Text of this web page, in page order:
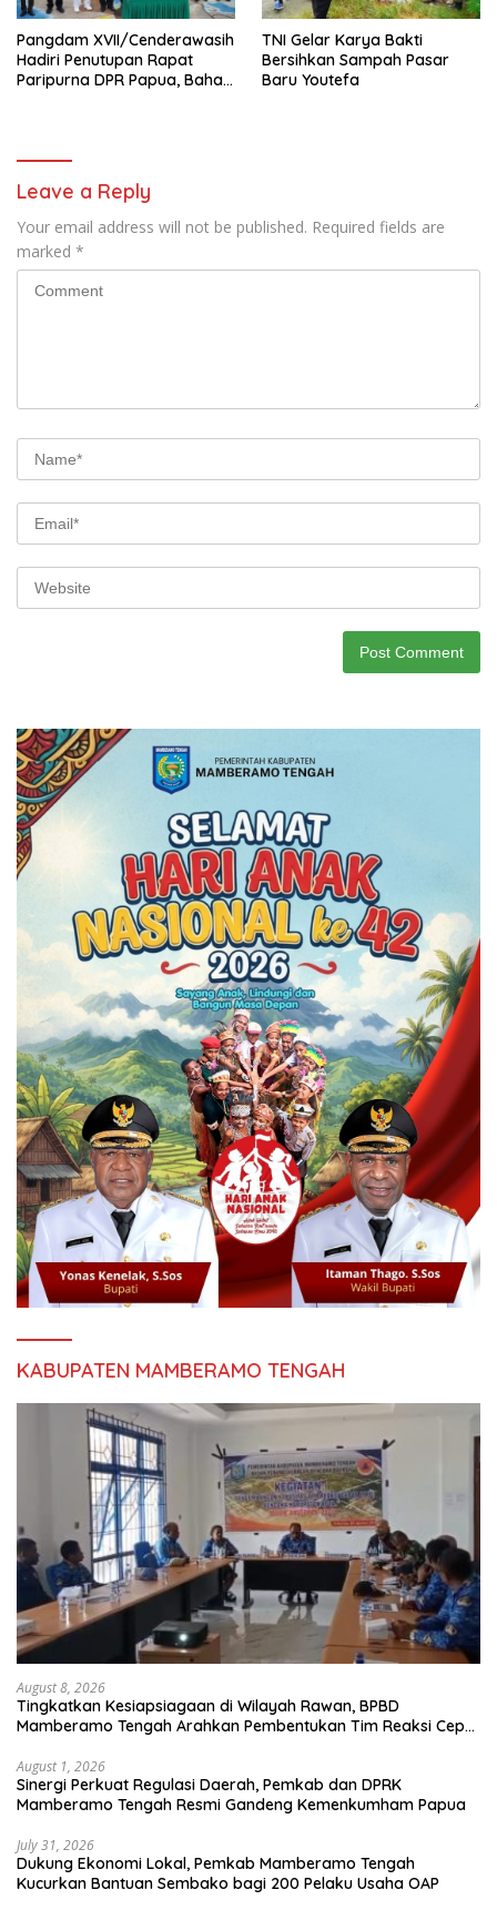
Pangdam XVII/Cenderawasih
Hadiri Penutupan Rapat
Paripurna DPR Papua, Bahas
TNI Gelar Karya Bakti
Bersihkan Sampah Pasar
Baru Youtefa
Leave a Reply
Your email address will not be published. Required fields are
marked *
KABUPATEN MAMBERAMO TENGAH
August 8, 2026
Tingkatkan Kesiapsiagaan di Wilayah Rawan, BPBD
Mamberamo Tengah Arahkan Pembentukan Tim Reaksi Cepat
August 1, 2026
Sinergi Perkuat Regulasi Daerah, Pemkab dan DPRK
Mamberamo Tengah Resmi Gandeng Kemenkumham Papua
July 31, 2026
Dukung Ekonomi Lokal, Pemkab Mamberamo Tengah
Kucurkan Bantuan Sembako bagi 200 Pelaku Usaha OAP